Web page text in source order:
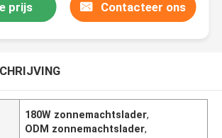
prijs Contacteer ons
180W zonnemachtslader,
ODM zonnemachtslader,